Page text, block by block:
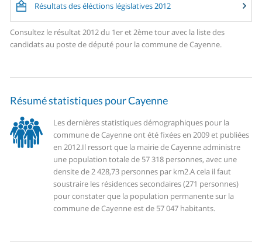
Résultats des éléctions législatives 2012
Consultez le résultat 2012 du 1er et 2ème tour avec la liste des
candidats au poste de député pour la commune de Cayenne.
Résumé statistiques pour Cayenne
Les dernières statistiques démographiques pour la
commune de Cayenne ont été fixées en 2009 et publiées
en 2012.Il ressort que la mairie de Cayenne administre
une population totale de 57 318 personnes, avec une
densite de 2 428,73 personnes par km2.A cela il faut
soustraire les résidences secondaires (271 personnes)
pour constater que la population permanente sur la
commune de Cayenne est de 57 047 habitants.